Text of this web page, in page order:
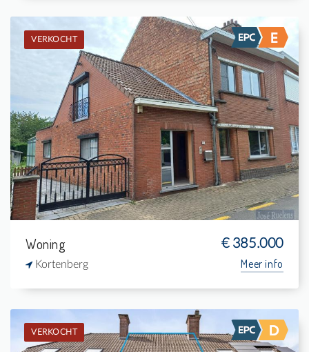
VERKOCHT
Verkocht: Eengezinswoning
4
480 m²
2
228 m²
Woning € 385.000
Kortenberg Meer info
VERKOCHT